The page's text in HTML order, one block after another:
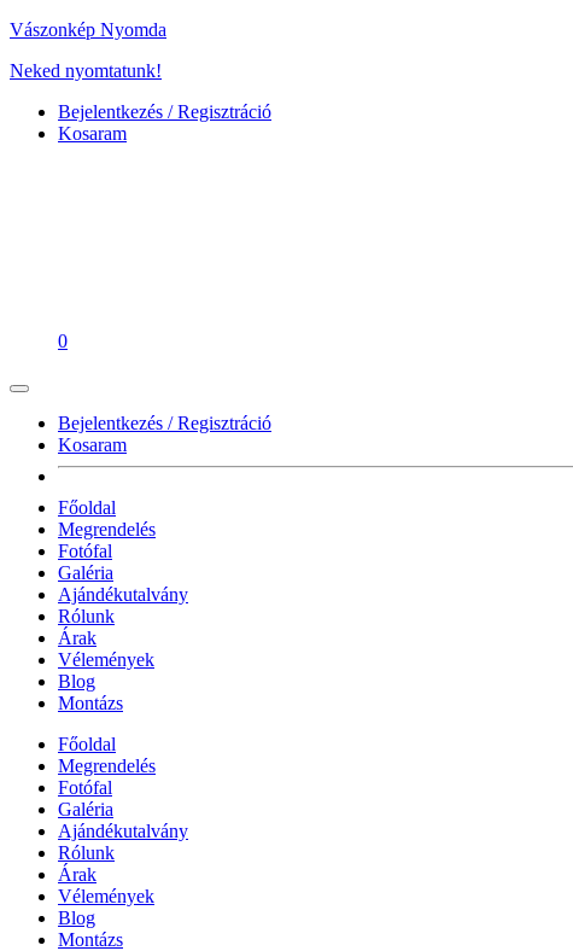
Vászonkép Nyomda
Neked nyomtatunk!
Bejelentkezés / Regisztráció
Kosaram
0
Bejelentkezés / Regisztráció
Kosaram
Főoldal
Megrendelés
Fotófal
Galéria
Ajándékutalvány
Rólunk
Árak
Vélemények
Blog
Montázs
Főoldal
Megrendelés
Fotófal
Galéria
Ajándékutalvány
Rólunk
Árak
Vélemények
Blog
Montázs